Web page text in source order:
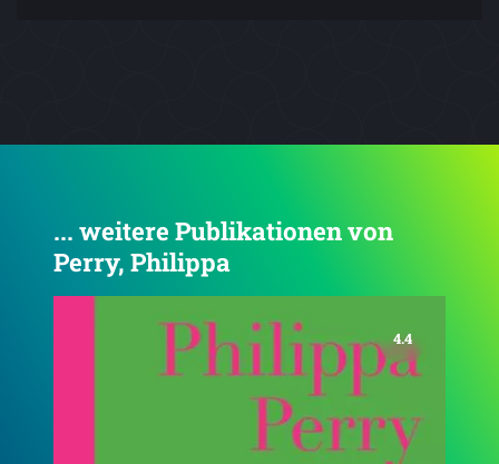
... weitere Publikationen von
Perry, Philippa